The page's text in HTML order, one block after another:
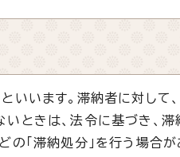
いいます。滞納者に対して
ときは、法令に基づき、滞
の「滞納処分」を行う場合